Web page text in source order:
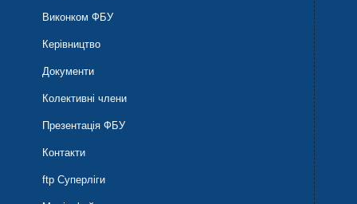
Виконком ФБУ
Керівництво
Документи
Колективні члени
Презентація ФБУ
Контакти
ftp Суперліги